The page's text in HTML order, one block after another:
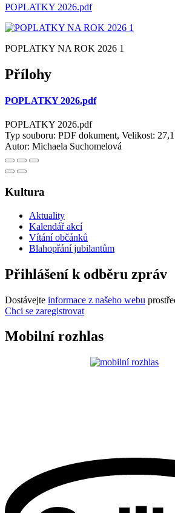
POPLATKY 2026.pdf
POPLATKY NA ROK 2026 1
Přílohy
POPLATKY 2026.pdf
POPLATKY 2026.pdf
Typ souboru: PDF dokument, Velikost:
Autor: Michaela Suchomelová
Kultura
Aktuality
Kalendář akcí
Vítání občánků
Blahopřání jubilantům
Přihlášení k odběru zpráv
Dostávejte informace z našeho webu
Chci se zaregistrovat
Mobilní rozhlas